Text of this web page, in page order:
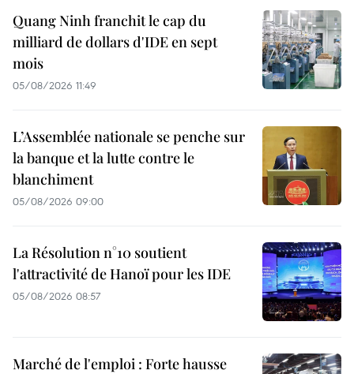
Quang Ninh franchit le cap du
milliard de dollars d'IDE en sept
mois
05/08/2026 11:49
L’Assemblée nationale se penche sur
la banque et la lutte contre le
blanchiment
05/08/2026 09:00
La Résolution n°10 soutient
l'attractivité de Hanoï pour les IDE
05/08/2026 08:57
Marché de l'emploi : Forte hausse